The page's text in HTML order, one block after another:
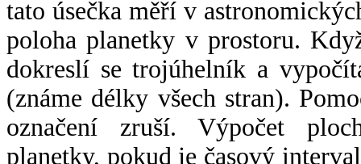
tato úsečka měří v
poloha planetky v prostoru.
dokreslí se trojúhelník a
(známe délky všech stran).
označení zruší. Výpočet
planetky, pokud je časový